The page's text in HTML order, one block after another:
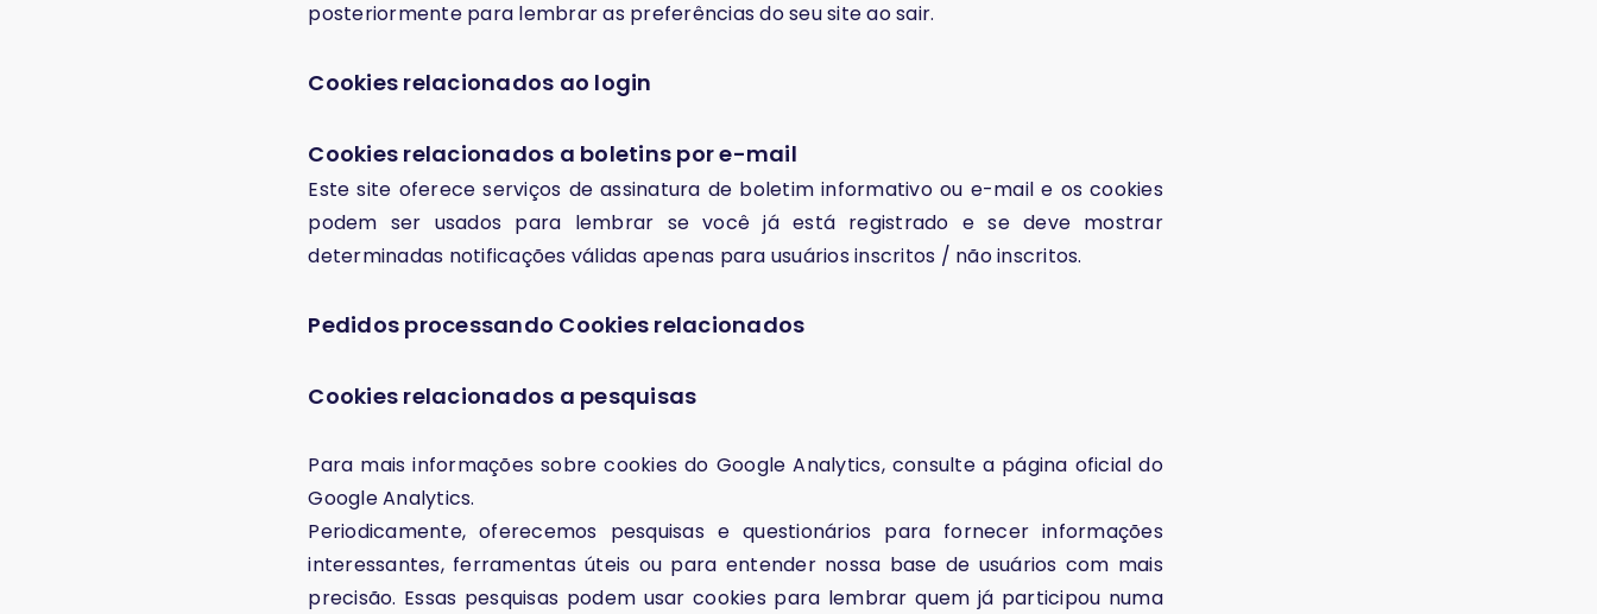
posteriormente para lembrar as preferências do seu site ao sair.
Cookies relacionados ao login
Cookies relacionados a boletins por e-mail
Este site oferece serviços de assinatura de boletim informativo ou e-mail e os cookies
podem ser usados ​​para lembrar se você já está registrado e se deve mostrar
determinadas notificações válidas apenas para usuários inscritos / não inscritos.
Pedidos processando Cookies relacionados
Cookies relacionados a pesquisas
Para mais informações sobre cookies do Google Analytics, consulte a página oficial do
Google Analytics.
Periodicamente, oferecemos pesquisas e questionários para fornecer informações
interessantes, ferramentas úteis ou para entender nossa base de usuários com mais
precisão. Essas pesquisas podem usar cookies para lembrar quem já participou numa